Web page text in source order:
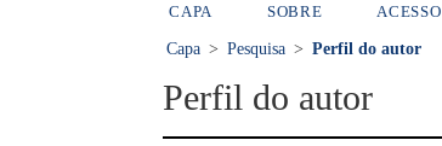
CAPA SOBRE ACESSO
Capa > Pesquisa > Perfil do autor
Perfil do autor